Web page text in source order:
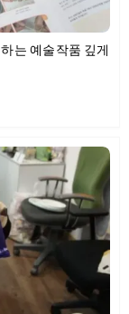
는 예술작품 깊게